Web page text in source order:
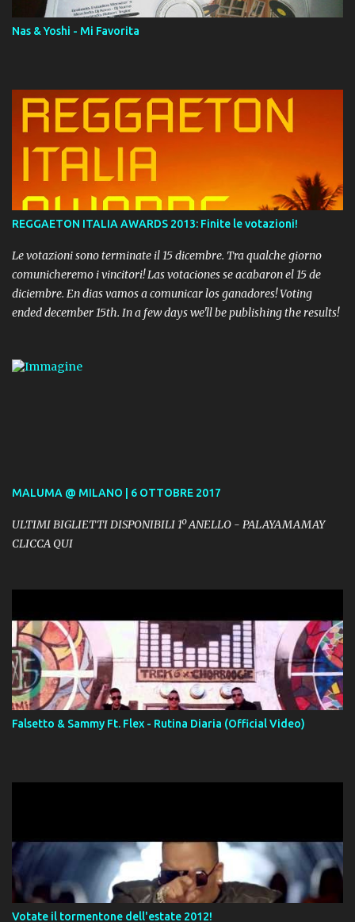
Nas & Yoshi - Mi Favorita
REGGAETON ITALIA AWARDS 2013: Finite le votazioni!
Le votazioni sono terminate il 15 dicembre. Tra qualche giorno
comunicheremo i vincitori! Las votaciones se acabaron el 15 de
diciembre. En dias vamos a comunicar los ganadores! Voting
ended december 15th. In a few days we'll be publishing the results!
MALUMA @ MILANO | 6 OTTOBRE 2017
ULTIMI BIGLIETTI DISPONIBILI 1º ANELLO - PALAYAMAMAY
CLICCA QUI
Falsetto & Sammy Ft. Flex - Rutina Diaria (Official Video)
Votate il tormentone dell'estate 2012!